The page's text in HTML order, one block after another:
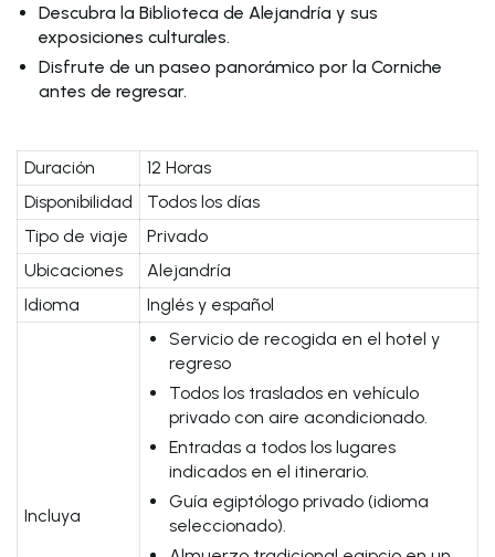
Descubra la Biblioteca de Alejandría y sus
exposiciones culturales.
Disfrute de un paseo panorámico por la Corniche
antes de regresar.
Duración
12 Horas
Disponibilidad
Todos los días
Tipo de viaje
Privado
Ubicaciones
Alejandría
Idioma
Inglés y español
Incluya
Servicio de recogida en el hotel y
regreso
Todos los traslados en vehículo
privado con aire acondicionado.
Entradas a todos los lugares
indicados en el itinerario.
Guía egiptólogo privado (idioma
seleccionado).